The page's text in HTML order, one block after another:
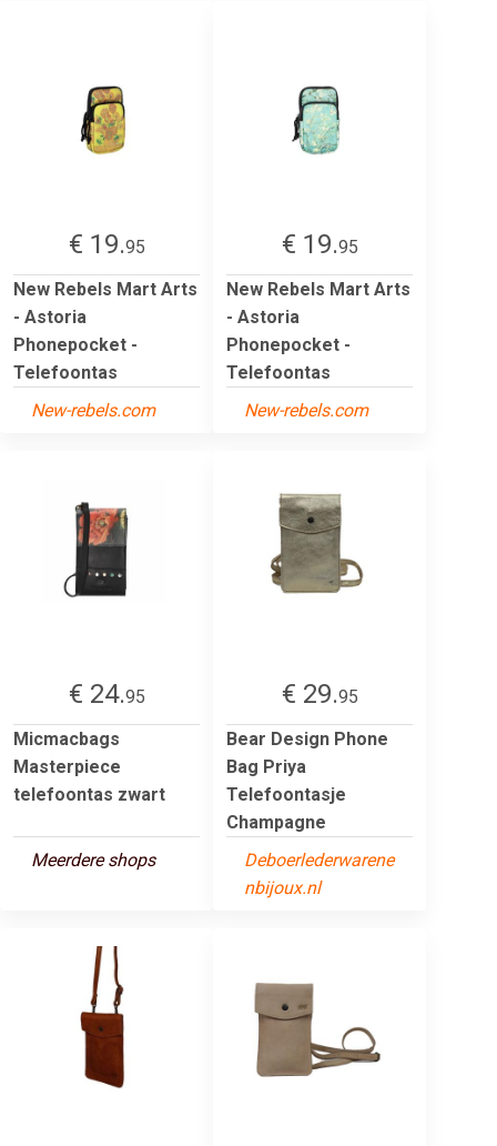
€ 19.95
New Rebels Mart Arts
- Astoria
Phonepocket -
Telefoontas
New-rebels.com
€ 19.95
New Rebels Mart Arts
- Astoria
Phonepocket -
Telefoontas
New-rebels.com
€ 24.95
Micmacbags
Masterpiece
telefoontas zwart
Meerdere shops
€ 29.95
Bear Design Phone
Bag Priya
Telefoontasje
Champagne
Deboerlederwarene
nbijoux.nl